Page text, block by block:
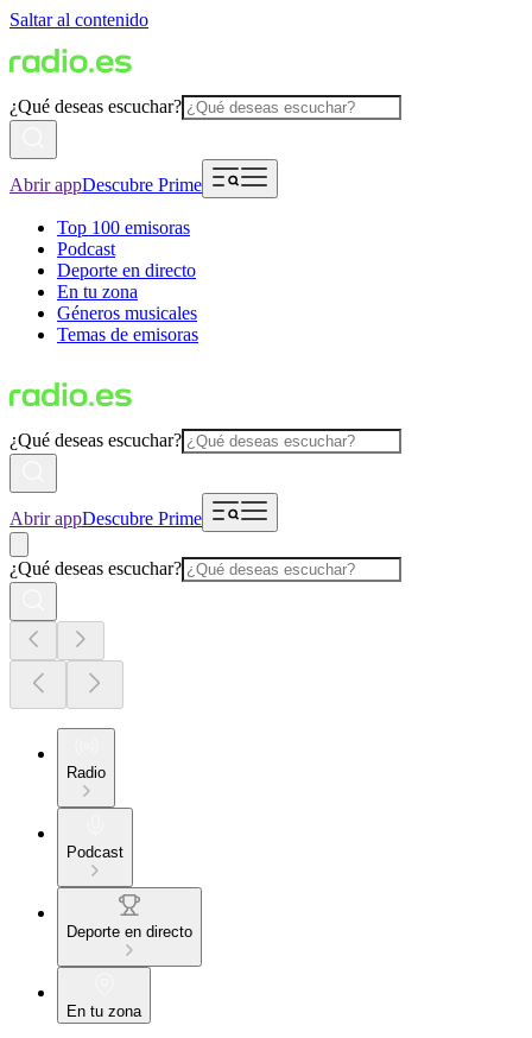
Saltar al contenido
¿Qué deseas escuchar?
Abrir appDescubre Prime
Top 100 emisoras
Podcast
Deporte en directo
En tu zona
Géneros musicales
Temas de emisoras
¿Qué deseas escuchar?
Abrir appDescubre Prime
¿Qué deseas escuchar?
Radio
Podcast
Deporte en directo
En tu zona